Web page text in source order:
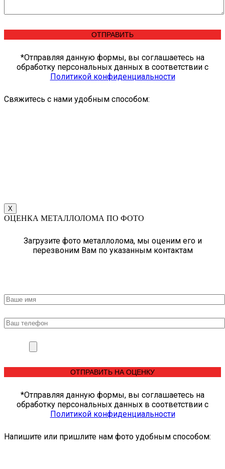
*Отправляя данную формы, вы соглашаетесь на
обработку персональных данных в соответствии c
Политикой конфиденциальности
Свяжитесь с нами удобным способом:
X
ОЦЕНКА МЕТАЛЛОЛОМА ПО ФОТО
Загрузите фото металлолома, мы оценим его и
перезвоним Вам по указанным контактам
*Отправляя данную формы, вы соглашаетесь на
обработку персональных данных в соответствии c
Политикой конфиденциальности
Напишите или пришлите нам фото удобным способом: